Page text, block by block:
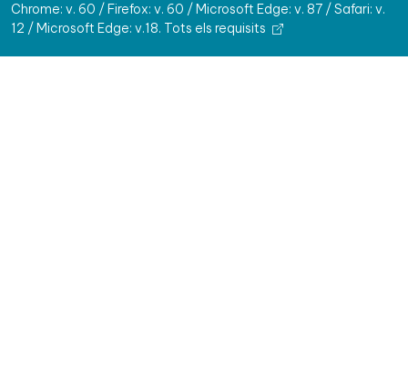
Chrome: v. 60 / Firefox: v. 60 / Microsoft Edge: v. 87 / Safari: v.
12 / Microsoft Edge: v.18. Tots els requisits